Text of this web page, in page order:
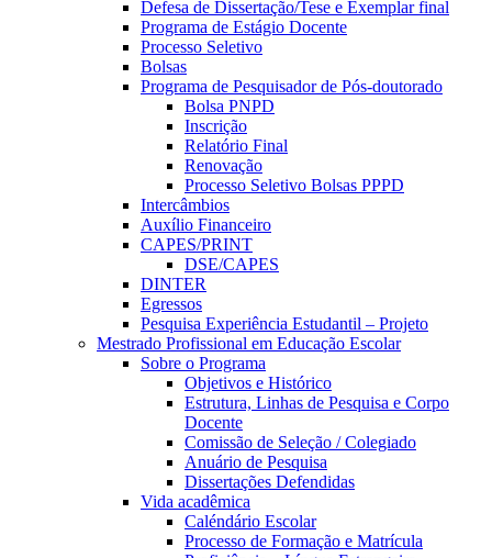
Defesa de Dissertação/Tese e Exemplar final
Programa de Estágio Docente
Processo Seletivo
Bolsas
Programa de Pesquisador de Pós-doutorado
Bolsa PNPD
Inscrição
Relatório Final
Renovação
Processo Seletivo Bolsas PPPD
Intercâmbios
Auxílio Financeiro
CAPES/PRINT
DSE/CAPES
DINTER
Egressos
Pesquisa Experiência Estudantil – Projeto
Mestrado Profissional em Educação Escolar
Sobre o Programa
Objetivos e Histórico
Estrutura, Linhas de Pesquisa e Corpo
Docente
Comissão de Seleção / Colegiado
Anuário de Pesquisa
Dissertações Defendidas
Vida acadêmica
Caléndário Escolar
Processo de Formação e Matrícula